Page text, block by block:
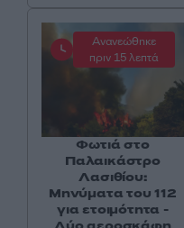
Ανανεώθηκε
πριν 15 λεπτά
Φωτιά στο
Παλαικάστρο
Λασιθίου:
Μηνύματα του 112
για ετοιμότητα -